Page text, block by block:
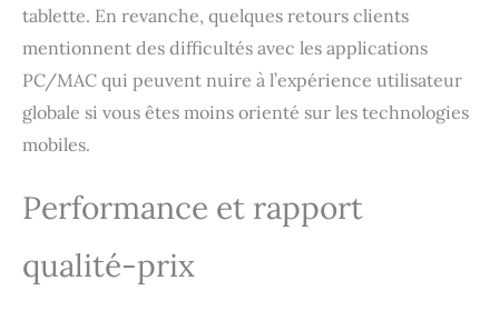
tablette. En revanche, quelques retours clients
mentionnent des difficultés avec les applications
PC/MAC qui peuvent nuire à l’expérience utilisateur
globale si vous êtes moins orienté sur les technologies
mobiles.
Performance et rapport
qualité-prix